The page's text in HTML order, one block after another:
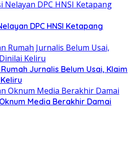
DPC HNSI Ketapang
Jurnalis Belum Usai, Klaim
Media Berakhir Damai